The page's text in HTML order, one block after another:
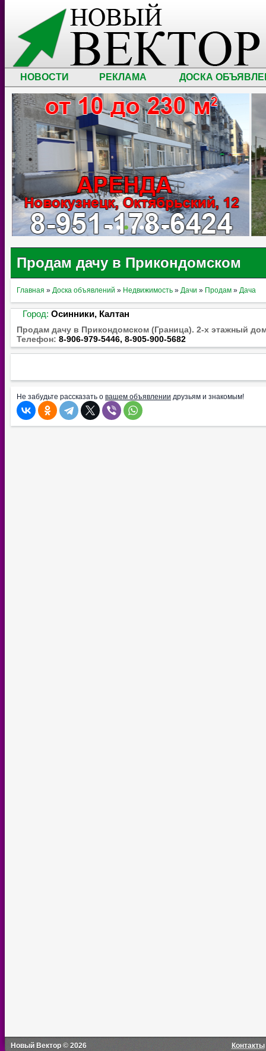
НОВОСТИ РЕКЛАМА ДОСКА
Продам дачу в Прикондомском
Главная » Доска объявлений » Недвижимость » Дачи » Продам » Дача
Город: Осинники, Калтан
Продам дачу в Прикондомском (Граница). 2-х этажный
Телефон: 8-906-979-5446, 8-905-900-5682
Не забудьте рассказать о вашем объявлении друзьям и знакомым!
Новый Вектор © 2026 Контакты